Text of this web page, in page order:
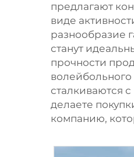
предлагают
виде
разнообразие
станут
прочности
сталкиваются
делаете
компанию,